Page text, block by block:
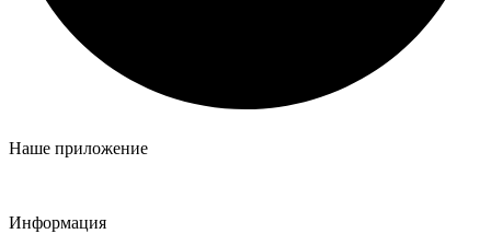
Наше приложение
Информация